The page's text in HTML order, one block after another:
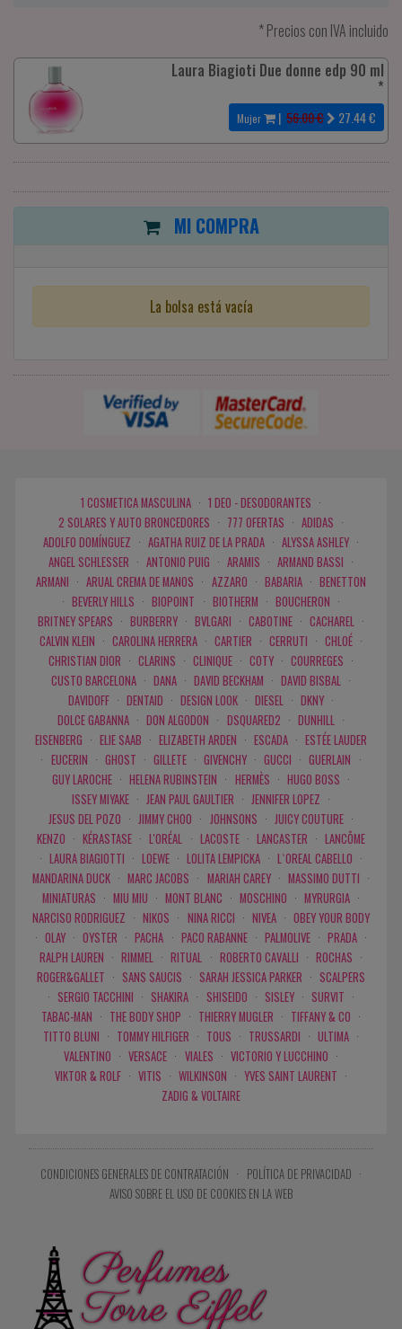
* Precios con IVA incluido
Laura Biagioti Due donne edp 90 ml
*
Mujer | 56.00 € 27.44€
MI COMPRA
La bolsa está vacía
1 COSMETICA MASCULINA · 1 DEO - DESODORANTES ·
2 SOLARES Y AUTO BRONCEDORES · 777 OFERTAS · ADIDAS ·
ADOLFO DOMÍNGUEZ · AGATHA RUIZ DE LA PRADA · ALYSSA ASHLEY ·
ANGEL SCHLESSER · ANTONIO PUIG · ARAMIS · ARMAND BASSI ·
ARMANI · ARUAL CREMA DE MANOS · AZZARO · BABARIA · BENETTON
· BEVERLY HILLS · BIOPOINT · BIOTHERM · BOUCHERON ·
BRITNEY SPEARS · BURBERRY · BVLGARI · CABOTINE · CACHAREL ·
CALVIN KLEIN · CAROLINA HERRERA · CARTIER · CERRUTI · CHLOÉ ·
CHRISTIAN DIOR · CLARINS · CLINIQUE · COTY · COURREGES ·
CUSTO BARCELONA · DANA · DAVID BECKHAM · DAVID BISBAL ·
DAVIDOFF · DENTAID · DESIGN LOOK · DIESEL · DKNY ·
DOLCE GABANNA · DON ALGODON · DSQUARED2 · DUNHILL ·
EISENBERG · ELIE SAAB · ELIZABETH ARDEN · ESCADA · ESTÉE LAUDER
· EUCERIN · GHOST · GILLETE · GIVENCHY · GUCCI · GUERLAIN ·
GUY LAROCHE · HELENA RUBINSTEIN · HERMÈS · HUGO BOSS ·
ISSEY MIYAKE · JEAN PAUL GAULTIER · JENNIFER LOPEZ ·
JESUS DEL POZO · JIMMY CHOO · JOHNSONS · JUICY COUTURE ·
KENZO · KÉRASTASE · L'ORÉAL · LACOSTE · LANCASTER · LANCÔME
· LAURA BIAGIOTTI · LOEWE · LOLITA LEMPICKA · L`OREAL CABELLO ·
MANDARINA DUCK · MARC JACOBS · MARIAH CAREY · MASSIMO DUTTI ·
MINIATURAS · MIU MIU · MONT BLANC · MOSCHINO · MYRURGIA ·
NARCISO RODRIGUEZ · NIKOS · NINA RICCI · NIVEA · OBEY YOUR BODY
· OLAY · OYSTER · PACHA · PACO RABANNE · PALMOLIVE · PRADA ·
RALPH LAUREN · RIMMEL · RITUAL · ROBERTO CAVALLI · ROCHAS ·
ROGER&GALLET · SANS SAUCIS · SARAH JESSICA PARKER · SCALPERS
· SERGIO TACCHINI · SHAKIRA · SHISEIDO · SISLEY · SURVIT ·
TABAC-MAN · THE BODY SHOP · THIERRY MUGLER · TIFFANY & CO ·
TITTO BLUNI · TOMMY HILFIGER · TOUS · TRUSSARDI · ULTIMA ·
VALENTINO · VERSACE · VIALES · VICTORIO Y LUCCHINO ·
VIKTOR & ROLF · VITIS · WILKINSON · YVES SAINT LAURENT ·
ZADIG & VOLTAIRE
CONDICIONES GENERALES DE CONTRATACIÓN · POLÍTICA DE PRIVACIDAD ·
AVISO SOBRE EL USO DE COOKIES EN LA WEB